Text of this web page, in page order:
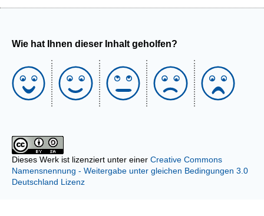
Wie hat Ihnen dieser Inhalt geholfen?
Dieses Werk ist lizenziert unter einer Creative Commons
Namensnennung - Weitergabe unter gleichen Bedingungen 3.0
Deutschland Lizenz